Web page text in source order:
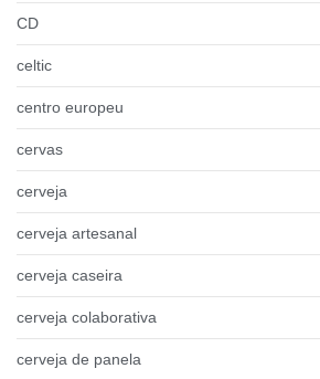
CD
celtic
centro europeu
cervas
cerveja
cerveja artesanal
cerveja caseira
cerveja colaborativa
cerveja de panela